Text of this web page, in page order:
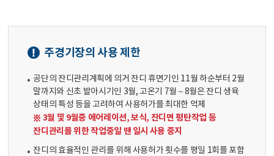
주경기장의 사용 제한
공단의 잔디관리계획에 의거 잔디 휴면기인 11월 하순부터 2월
말까지와 신초 발아시기인 3월, 고온기 7월～8월은 잔디 생육
상태의 특성 등을 고려하여 사용허가를 최대한 억제
※ 3월 및 9월중 에어레이션, 보식, 잔디면 평탄작업 등
잔디관리를 위한 작업중일 땐 일시 사용 중지
잔디의 효율적인 관리를 위해 사용허가 횟수를 평일 1회를 포함